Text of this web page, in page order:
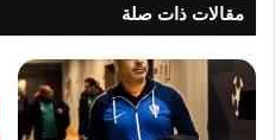
مقالات ذات صلة